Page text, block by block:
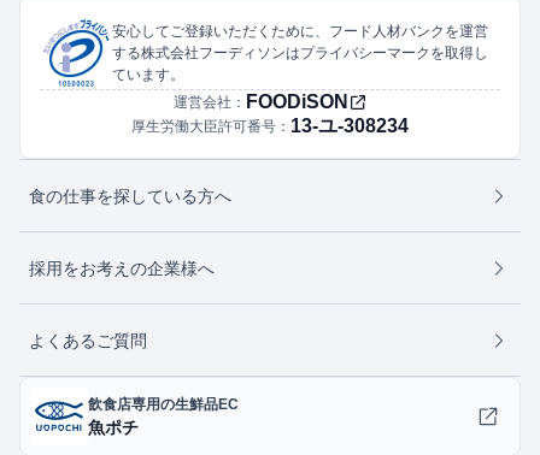
安心してご登録いただくために、フード人材バンクを運営
する株式会社フーディソンはプライバシーマークを取得し
ています。
運営会社： FOODiSON
厚生労働大臣許可番号： 13-ユ-308234
食の仕事を探している方へ
採用をお考えの企業様へ
よくあるご質問
飲食店専用の生鮮品EC
魚ポチ